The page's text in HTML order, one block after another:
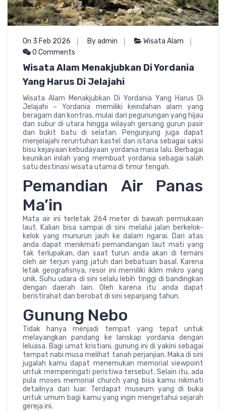
On 3 Feb 2026 By admin
Wisata Alam
0 Comments
Wisata Alam Menakjubkan Di Yordania
Yang Harus Di Jelajahi
Wisata Alam Menakjubkan Di Yordania Yang Harus Di
Jelajahi – Yordania memiliki keindahan alam yang
beragam dan kontras, mulai dari pegunungan yang hijau
dan subur di utara hingga wilayah gersang gurun pasir
dan bukit batu di selatan. Pengunjung juga dapat
menjelajahi reruntuhan kastel dan istana sebagai saksi
bisu kejayaan kebudayaan yordania masa lalu. Berbagai
keunikan inilah yang membuat yordania sebagai salah
satu destinasi wisata utama di timur tengah.
Pemandian Air Panas
Ma’in
Mata air ini terletak 264 meter di bawah permukaan
laut. Kalian bisa sampai di sini melalui jalan berkelok-
kelok yang munurun jauh ke dalam ngarai. Dari atas
anda dapat menikmati pemandangan laut mati yang
tak terlupakan, dan saat turun anda akan di temani
oleh air terjun yang jatuh dari bebatuan basal. Karena
letak geografisnya, resor ini memiliki iklim mikro yang
unik. Suhu udara di sini selalu lebih tinggi di bandingkan
dengan daerah lain. Oleh karena itu anda dapat
beristirahat dan berobat di sini sepanjang tahun.
Gunung Nebo
Tidak hanya menjadi tempat yang tepat untuk
melayangkan pandang ke lanskap yordania dengan
leluasa. Bagi umat kristiani, gunung ini di yakini sebagai
tempat nabi musa melihat tanah perjanjian. Maka di sini
jugalah kamu dapat menemukan memorial viewpoint
untuk memperingati peristiwa tersebut. Selain itu, ada
pula moses memorial church yang bisa kamu nikmati
detailnya dari luar. Terdapat museum yang di buka
untuk umum bagi kamu yang ingin mengetahui sejarah
gereja ini.